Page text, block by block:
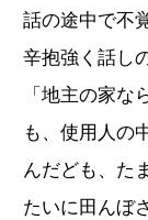
話の途中で不
辛抱強く話し
「地主の家
も、使用人の
んだども、た
たいに田んぼ